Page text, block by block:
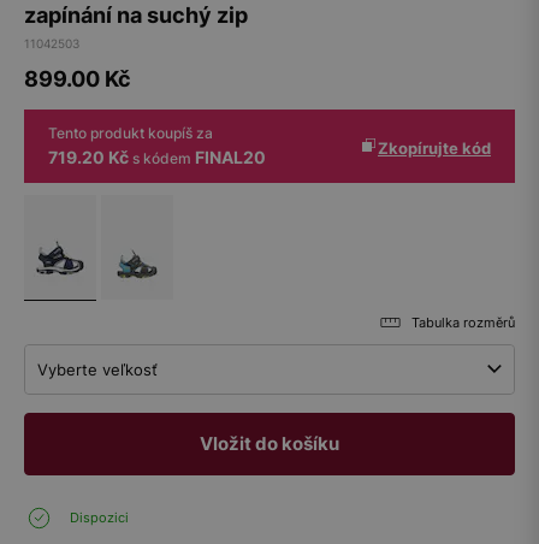
zapínání na suchý zip
11042503
899.00 Kč
Tento produkt koupíš za
719.20 Kč s kódem FINAL20 Zkopírujte kód
Tabulka rozměrů
Vyberte veľkosť
Vložit do košíku
Dispozici